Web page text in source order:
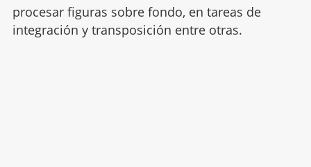
procesar figuras sobre fondo, en tareas de
integración y transposición entre otras.